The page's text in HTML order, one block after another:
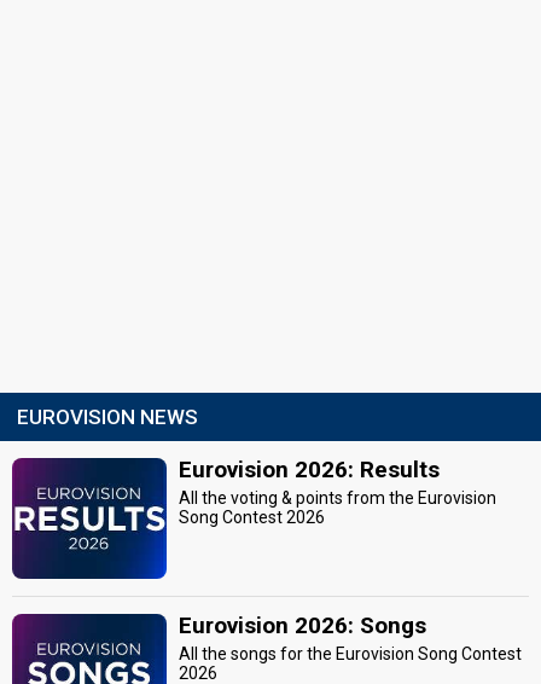
EUROVISION NEWS
Eurovision 2026: Results
All the voting & points from the Eurovision
Song Contest 2026
Eurovision 2026: Songs
All the songs for the Eurovision Song Contest
2026